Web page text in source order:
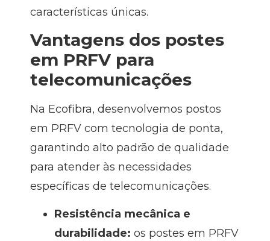
características únicas.
Vantagens dos postes
em PRFV para
telecomunicações
Na Ecofibra, desenvolvemos postos
em PRFV com tecnologia de ponta,
garantindo alto padrão de qualidade
para atender às necessidades
específicas de telecomunicações.
Resistência mecânica e
durabilidade: os postes em PRFV